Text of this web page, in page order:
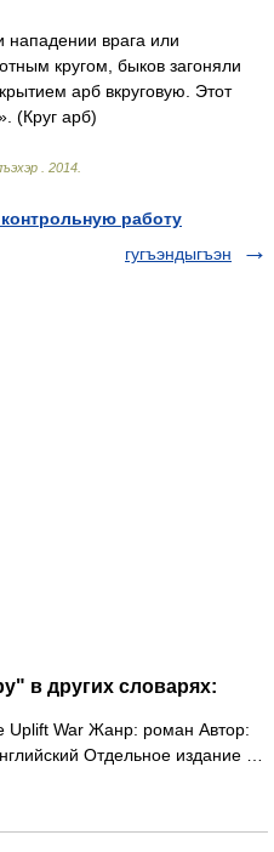
нападении врага или
кругом, быков загоняли
арб вкруговую. Этот
(Круг арб)
2014
работу
гугъэндыгъэн
в других словарях:
War Жанр: роман Автор:
Отдельное издание …